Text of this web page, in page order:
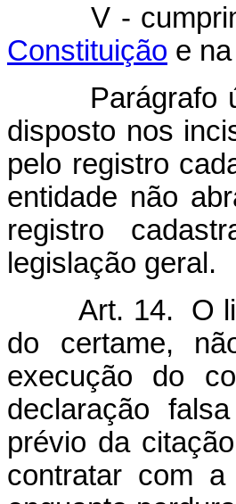
V -
Constituição e na
Parágrafo
disposto nos
pelo registro
entidade não
registro
legislação geral.
Art. 14. O
do certame,
execução do
declaração
prévio da
contratar com